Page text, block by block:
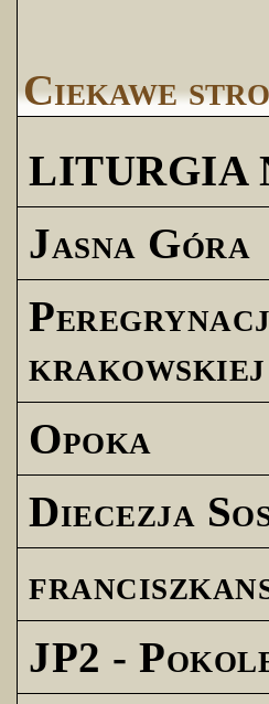
Ciekawe
LITURGIA
Jasna Góra
krakowskiej
Opoka
Diecezja
JP2 -